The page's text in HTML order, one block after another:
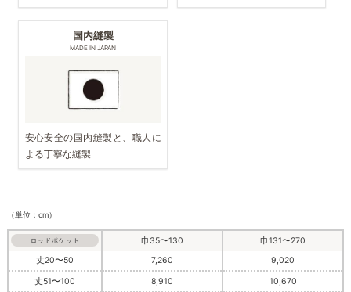
国内縫製
MADE IN JAPAN
安心安全の国内縫製と、職人に
よる丁寧な縫製
（単位：cm）
ロッドポケット 巾35〜130
巾131〜270
丈20〜50
7,260 9,020
丈51〜100 8,910 10,670